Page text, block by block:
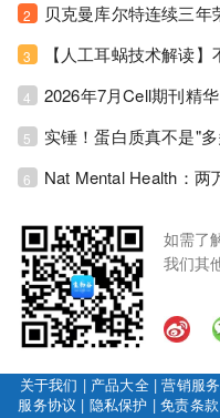
2 贝克曼库尔特连续三年
3
4 2026年7月Cell期刊精华
5
6
如需了
我们其
关于我们 | 产品大全|营销服务
服务协议 | 隐私保护 |免责条款